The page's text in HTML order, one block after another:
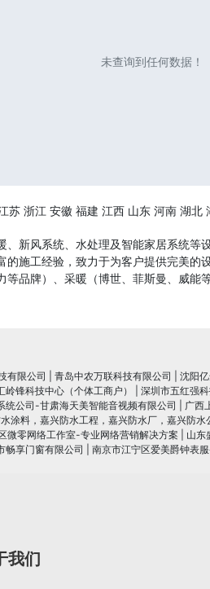
未查询到任何数据！
苏 浙江 安徽 福建 江西 山东 河南 湖北
新风系统、水处理及智能家居系统
施工经验，致力于为客户提供完美
品牌）、采暖（博世、菲斯曼、威
有限公司 青岛中农万联科技有限公司 沈阳
岭锋科技中心（个体工商户） 深圳市五红强
统公司-甘肃海天美智能音视频有限公司 广西
涂料，嘉兴防水工程，嘉兴防水厂，嘉兴防
微零网络工作室-专业网络营销解决方案 山东
畅享门窗有限公司 南京市江宁区爱美爵钟表
我们